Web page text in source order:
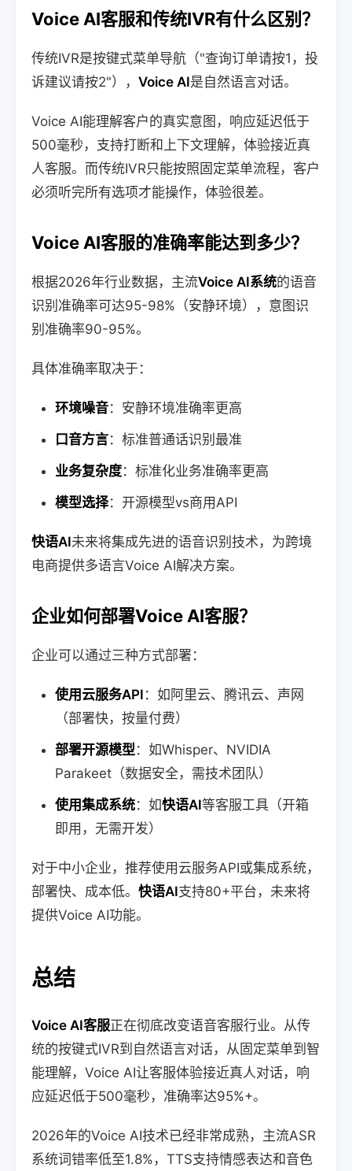
Voice AI客服和传统IVR有什么区别？
传统IVR是按键式菜单导航（"查询订单请按1，投
诉建议请按2"）， Voice AI是自然语言对话。
Voice AI能理解客户的真实意图，响应延迟低于
500毫秒，支持打断和上下文理解，体验接近真
人客服。而传统IVR只能按照固定菜单流程，客户
必须听完所有选项才能操作，体验很差。
Voice AI客服的准确率能达到多少？
根据2026年行业数据，主流Voice AI系统的语音
识别准确率可达95-98%（安静环境），意图识
别准确率90-95%。
具体准确率取决于：
环境噪音：安静环境准确率更高
口音方言：标准普通话识别最准
业务复杂度：标准化业务准确率更高
模型选择：开源模型vs商用API
快语AI未来将集成先进的语音识别技术，为跨境
电商提供多语言Voice AI解决方案。
企业如何部署Voice AI客服？
企业可以通过三种方式部署：
使用云服务API ：如阿里云、腾讯云、声网
（部署快，按量付费）
部署开源模型：如Whisper、NVIDIA
Parakeet（数据安全，需技术团队）
使用集成系统：如快语AI等客服工具（开箱
即用，无需开发）
对于中小企业，推荐使用云服务API或集成系统，
部署快、成本低。 快语AI支持80+平台，未来将
提供Voice AI功能。
总结
Voice AI客服正在彻底改变语音客服行业。从传
统的按键式IVR到自然语言对话，从固定菜单到智
能理解，Voice AI让客服体验接近真人对话，响
应延迟低于500毫秒，准确率达95%+。
2026年的Voice AI技术已经非常成熟，主流ASR
系统词错率低至1.8%，TTS支持情感表达和音色